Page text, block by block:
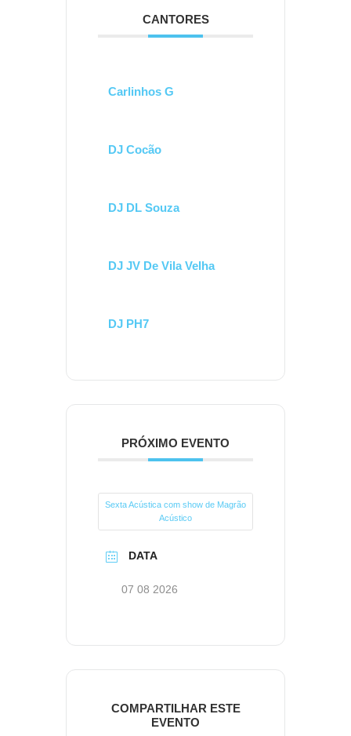
CANTORES
Carlinhos G
DJ Cocão
DJ DL Souza
DJ JV De Vila Velha
DJ PH7
PRÓXIMO EVENTO
Sexta Acústica com show de Magrão
Acústico
DATA
07 08 2026
COMPARTILHAR ESTE
EVENTO